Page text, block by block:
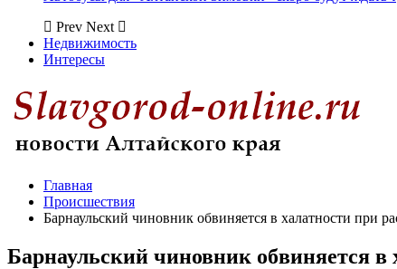
Prev Next
Недвижимость
Интересы
Главная
Происшествия
Барнаульский чиновник обвиняется в халатности при
Барнаульский чиновник обвиняется в